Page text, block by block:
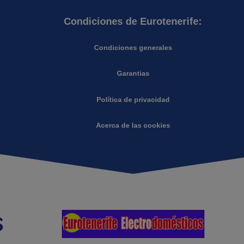
Condiciones de Eurotenerife:
Condiciones generales
Garantias
Política de privacidad
Acerca de las cookies